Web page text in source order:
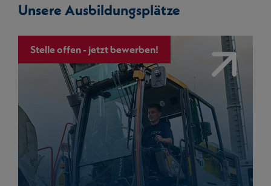
Unsere Ausbildungsplätze
Stelle offen - jetzt bewerben!
Link